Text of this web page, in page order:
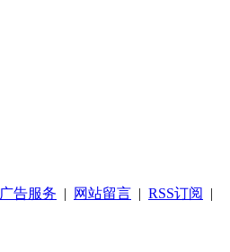
广告服务 | 网站留言 | RSS订阅
|